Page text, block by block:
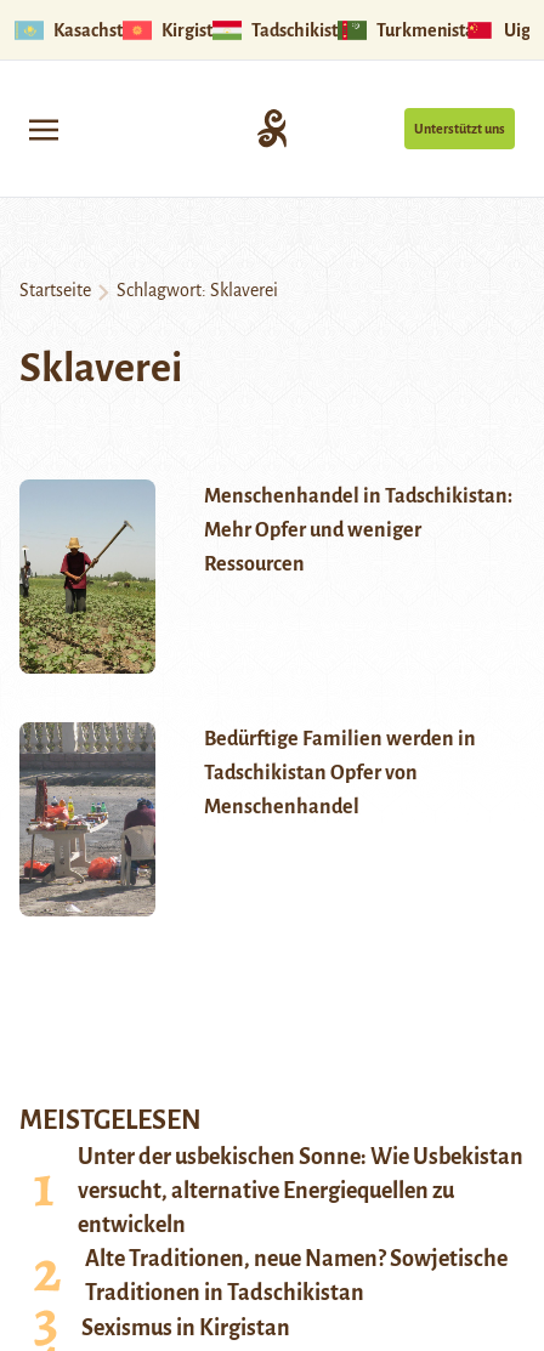
Kasachstan Kirgistan Tadschikistan Turkmenistan
Unterstützt uns
Startseite Schlagwort: Sklaverei
Sklaverei
Menschenhandel in Tadschikistan:
Mehr Opfer und weniger
Ressourcen
Bedürftige Familien werden in
Tadschikistan Opfer von
Menschenhandel
MEISTGELESEN
Unter der usbekischen Sonne: Wie Usbekistan
versucht, alternative Energiequellen zu
entwickeln
Alte Traditionen, neue Namen? Sowjetische
Traditionen in Tadschikistan
Sexismus in Kirgistan